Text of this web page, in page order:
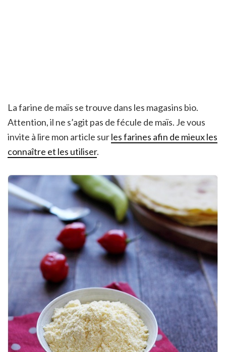
La farine de maïs se trouve dans les magasins bio.
Attention, il ne s’agit pas de fécule de maïs. Je vous
invite à lire mon article surles farines afin de mieux les
connaître et les utiliser.